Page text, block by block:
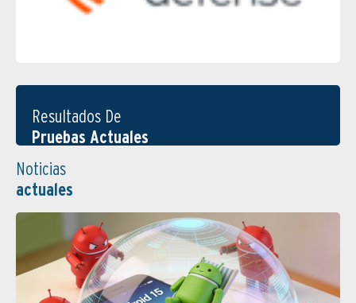
Resultados De
Pruebas Actuales
Noticias
actuales